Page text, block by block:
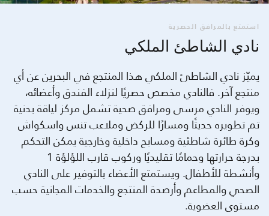
استمتع بالمرافق الحصرية
نادي الشاطئ الملكي
يميّز نادي الشاطئ الملكي هذا المنتجع في البحرين عن أي
منتجع آخر. فالنادي مخصص حصريًا لنزلاء الفندق وأعضائه،
ويوفر النادي مرسى ومرافق صحية تشمل مركز لياقة بدنية
تم تطويره حديثًا ومسارًا للركض وملاعب تنس واسكواش
وكرة طائرة شاطئية ومسابح داخلية وخارجية يمكن التحكم
بدرجة حرارتها وحمامًا تقليديًا وركوب قارب اللؤلؤة 1
وأنشطة للأطفال. ويستمتع الأعضاء بالتوفير على النادي
الصحي والمطاعم وأرصدة المنتجع والخدمات المجانية حسب
مستوى العضوية.